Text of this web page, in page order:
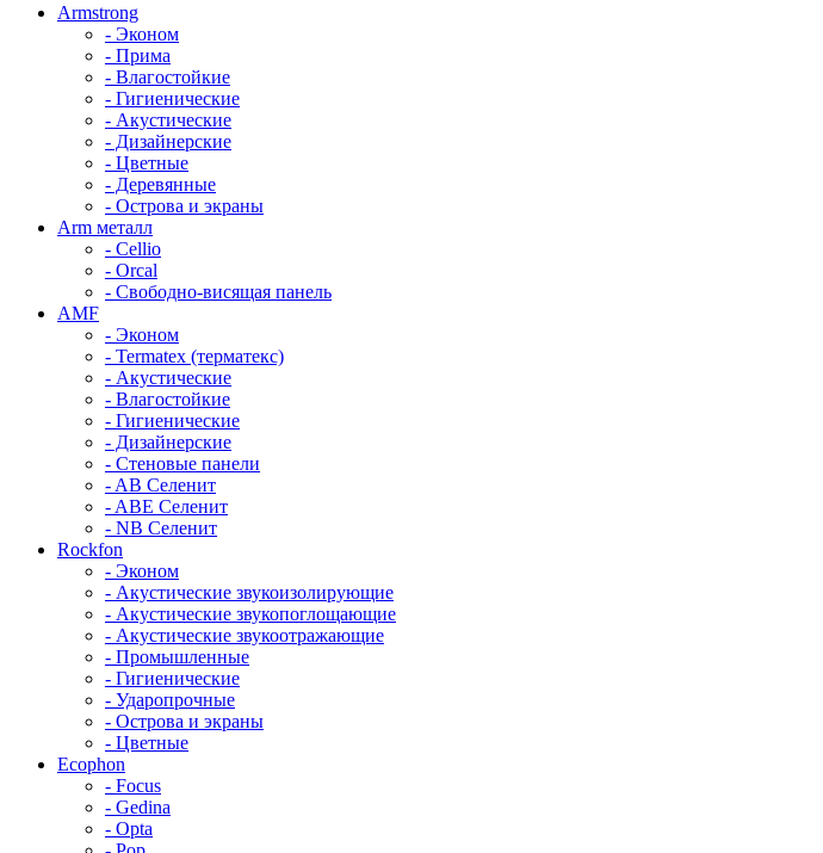
Armstrong
- Эконом
- Прима
- Влагостойкие
- Гигиенические
- Акустические
- Дизайнерские
- Цветные
- Деревянные
- Острова и экраны
Arm металл
- Cellio
- Orcal
- Свободно-висящая панель
AMF
- Эконом
- Termatex (терматекс)
- Акустические
- Влагостойкие
- Гигиенические
- Дизайнерские
- Стеновые панели
- AB Селенит
- ABE Селенит
- NB Селенит
Rockfon
- Эконом
- Акустические звукоизолирующие
- Акустические звукопоглощающие
- Акустические звукоотражающие
- Промышленные
- Гигиенические
- Ударопрочные
- Острова и экраны
- Цветные
Ecophon
- Focus
- Gedina
- Opta